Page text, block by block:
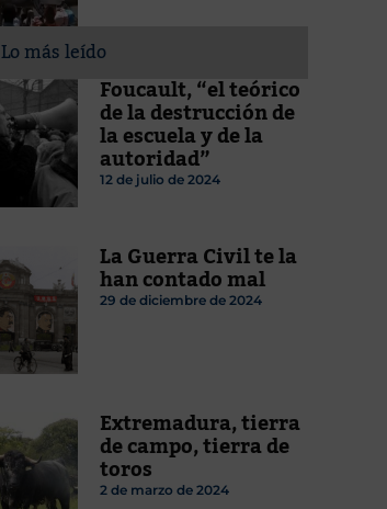
Lo más leído
Foucault, “el teórico
de la destrucción de
la escuela y de la
autoridad”
12 de julio de 2024
La Guerra Civil te la
han contado mal
29 de diciembre de 2024
Extremadura, tierra
de campo, tierra de
toros
2 de marzo de 2024